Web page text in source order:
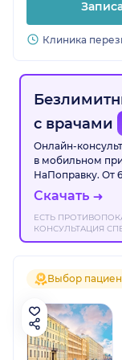
Клиника
с врачами
Онлайн-
в мобильном
НаПоправку. От
Скачать
ЕСТЬ
КОНСУЛЬТАЦИЯ
Выбор